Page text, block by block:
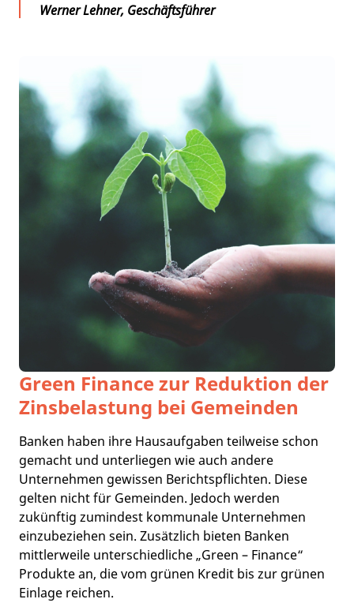
Werner Lehner, Geschäftsführer
Green Finance zur Reduktion der
Zinsbelastung bei Gemeinden
Banken haben ihre Hausaufgaben teilweise schon
gemacht und unterliegen wie auch andere
Unternehmen gewissen Berichtspflichten. Diese
gelten nicht für Gemeinden. Jedoch werden
zukünftig zumindest kommunale Unternehmen
einzubeziehen sein. Zusätzlich bieten Banken
mittlerweile unterschiedliche „Green – Finance“
Produkte an, die vom grünen Kredit bis zur grünen
Einlage reichen.